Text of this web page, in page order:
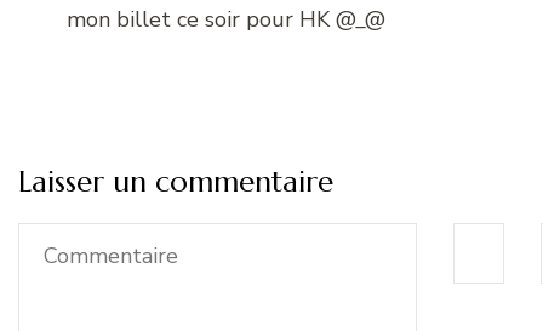
mon billet ce soir pour HK @_@
Laisser un commentaire